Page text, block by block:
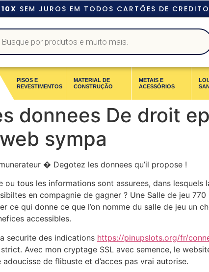
10X SEM JUROS EM TODOS CARTÕES DE CREDITO
PISOS E
REVESTIMENTOS
MATERIAL DE
CONSTRUÇÃO
METAIS E
ACESSÓRIOS
donnees De droit
sympa
� Degotez les donnees qu’il propose !
tous les informations sont assurees, dans
en compagnie de gagner ? Une Salle de jeu
ce qui donne ce que l’on nomme du salle de jeu un
accessibles.
securite des indications https://pinupslots.org/fr/
Avec mon cryptage SSL avec semence, le
de flibuste et d’acces pas vrai autorise.